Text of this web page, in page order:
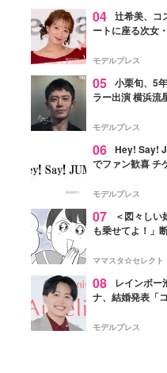
04 辻希美、コ
ートに座る次女
ぎ」「成長を感じ
モデルプレス
05 小栗旬、5
ラー出演 横浜流
モデルプレス
06 Hey! Say!
でファン歓喜 チ
モデルプレス
07
＜図々し
も乗せてよ！」
ママスタ☆セレクト
08
レインボー
ナ、結婚発表「
点変更のため
モデルプレス